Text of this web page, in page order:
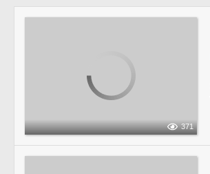
371